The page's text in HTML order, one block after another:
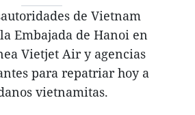
de Vietnam
Embajada de Hanoi en
Vietjet Air y agencias
para repatriar hoy a
vietnamitas.